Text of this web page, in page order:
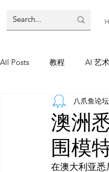
All Posts 教程 AI 艺
AI 工具
灵感库 AI
澳洲
围模
八爪鱼论坛
在澳大利亚